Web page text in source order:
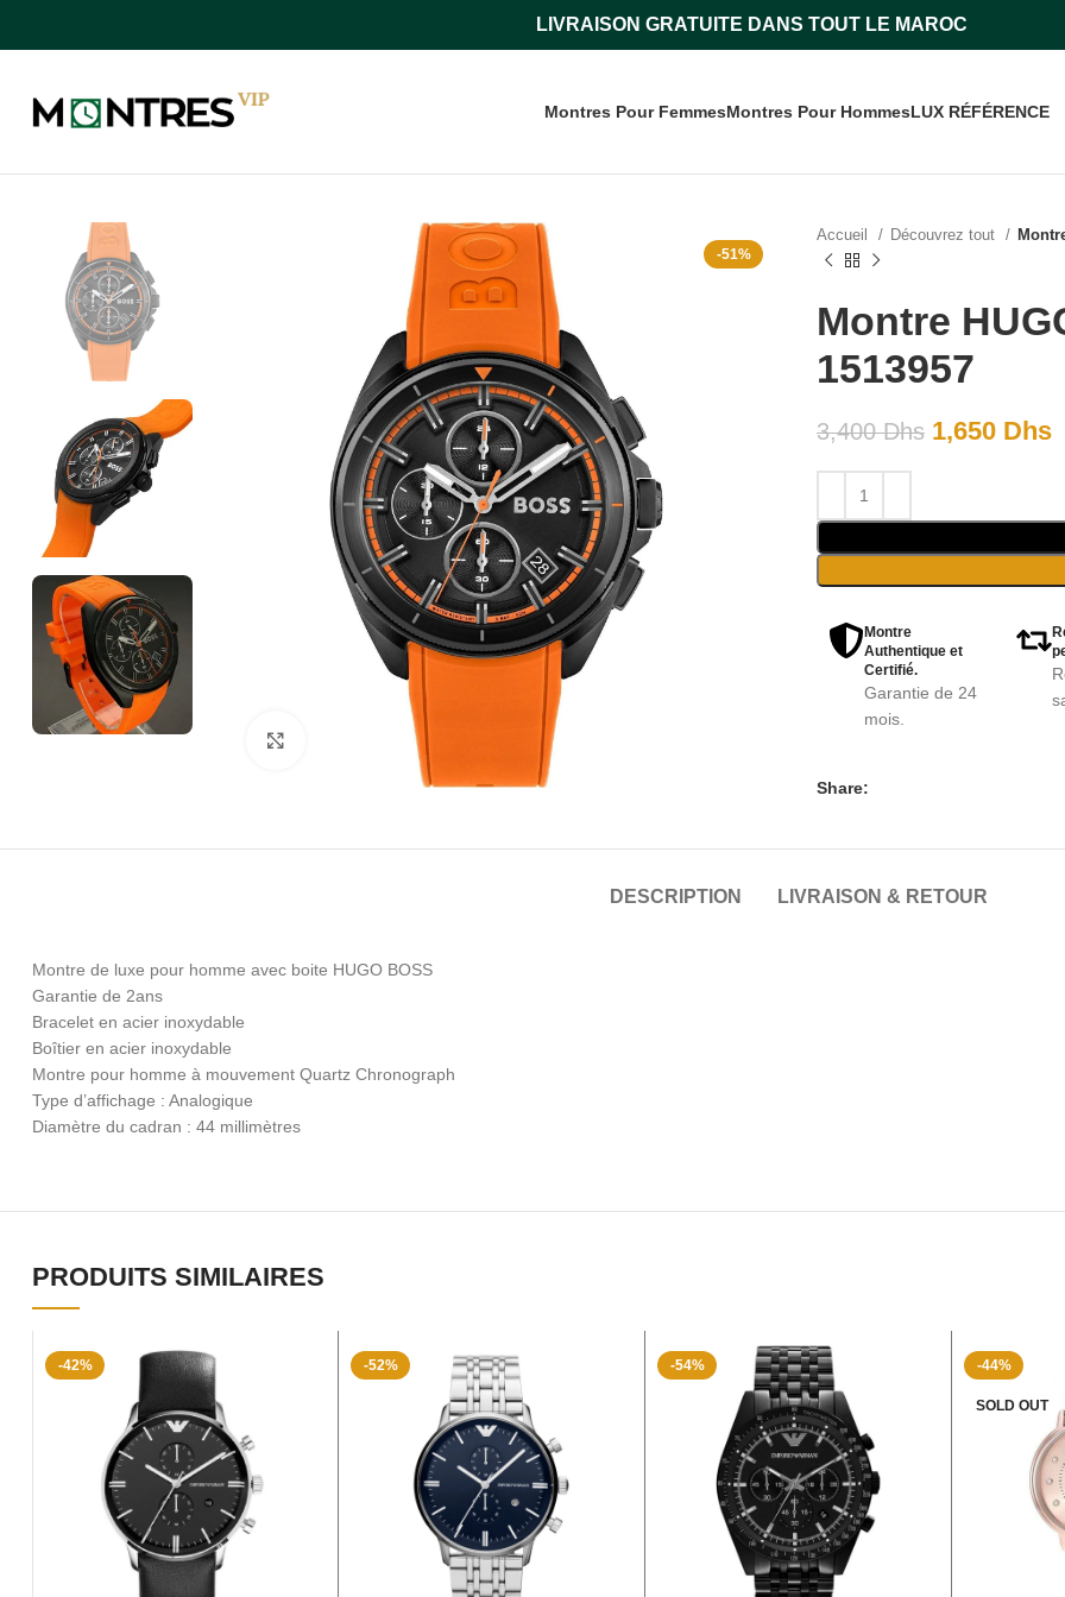
LIVRAISON GRATUITE DANS TOUT LE MAROC
Montres Pour FemmesMontres Pour HommesLUX RÉFÉRENCE
-51%
Click to enlarge
Accueil Découvrez tout
Montre
1513957
3,400Dhs 1,650 Dhs
Montre
Authentique et
Certifié.
Garantie de 24
mois.
Share:
DESCRIPTION LIVRAISON & RETOUR
Montre de luxe pour homme avec boite HUGO BOSS
Garantie de 2ans
Bracelet en acier inoxydable
Boîtier en acier inoxydable
Montre pour homme à mouvement Quartz Chronograph
Type d’affichage : Analogique
Diamètre du cadran : 44 millimètres
PRODUITS SIMILAIRES
-42% -52% -54% -44%
SOLD OUT